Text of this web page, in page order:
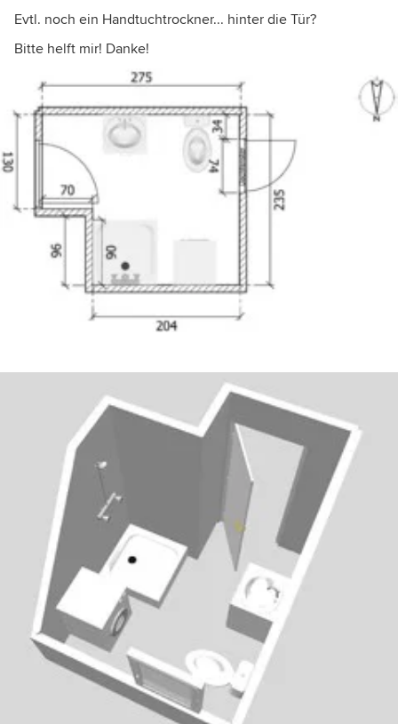
Evtl. noch ein Handtuchtrockner... hinter die Tür?
Bitte helft mir! Danke!